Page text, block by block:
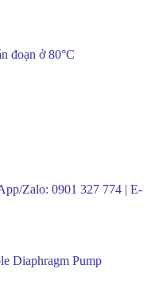
đoạn ở 80°C
Zalo: 0901 327 774 | E-
Diaphragm Pump